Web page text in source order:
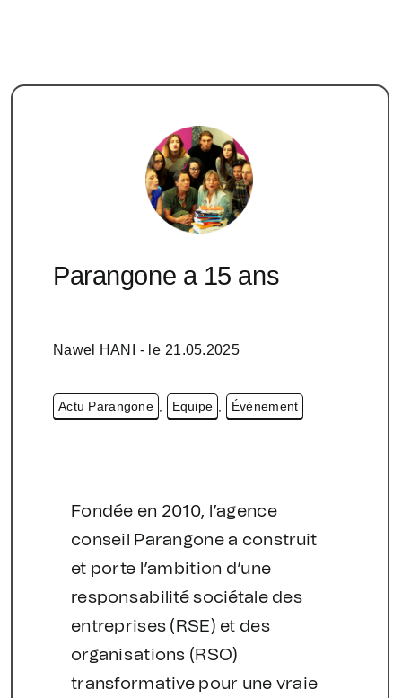
Parangone a 15 ans
Nawel HANI - le 21.05.2025
Actu Parangone , Equipe , Événement
Fondée en 2010, l’agence
conseil Parangone a construit
et porte l’ambition d’une
responsabilité sociétale des
entreprises (RSE) et des
organisations (RSO)
transformative pour une vraie